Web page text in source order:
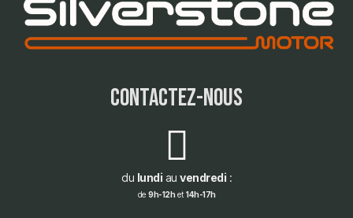
contactez-nous
du lundi au vendredi :
de 9h-12het 14h-17h